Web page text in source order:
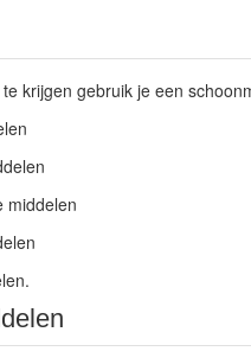
krijgen gebruik je een
middelen